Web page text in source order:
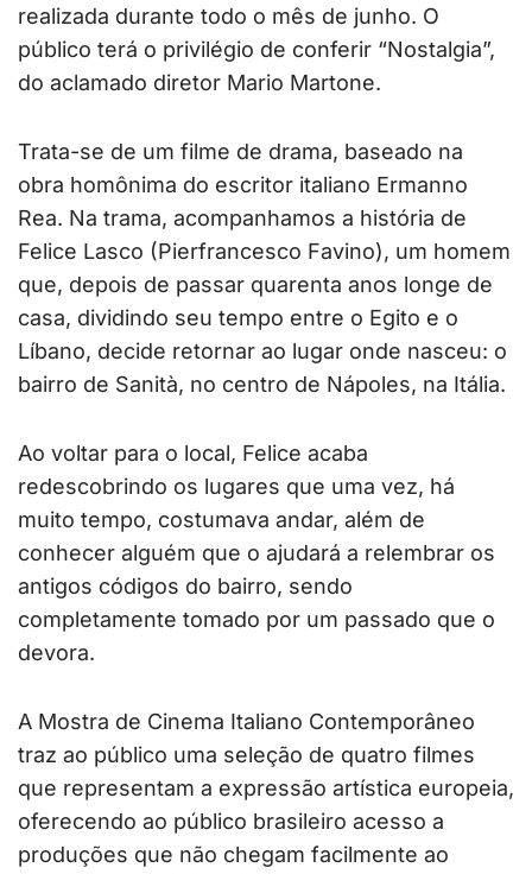
realizada durante todo o mês de junho. O
público terá o privilégio de conferir “Nostalgia”,
do aclamado diretor Mario Martone.
Trata-se de um filme de drama, baseado na
obra homônima do escritor italiano Ermanno
Rea. Na trama, acompanhamos a história de
Felice Lasco (Pierfrancesco Favino), um homem
que, depois de passar quarenta anos longe de
casa, dividindo seu tempo entre o Egito e o
Líbano, decide retornar ao lugar onde nasceu: o
bairro de Sanità, no centro de Nápoles, na Itália.
Ao voltar para o local, Felice acaba
redescobrindo os lugares que uma vez, há
muito tempo, costumava andar, além de
conhecer alguém que o ajudará a relembrar os
antigos códigos do bairro, sendo
completamente tomado por um passado que o
devora.
A Mostra de Cinema Italiano Contemporâneo
traz ao público uma seleção de quatro filmes
que representam a expressão artística europeia,
oferecendo ao público brasileiro acesso a
produções que não chegam facilmente ao